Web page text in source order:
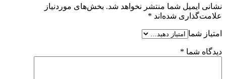
نشانی ایمیل شما منتشر نخواهد شد. بخش‌های موردنیاز
علامت‌گذاری شده‌اند *
امتیاز شما
دیدگاه شما *